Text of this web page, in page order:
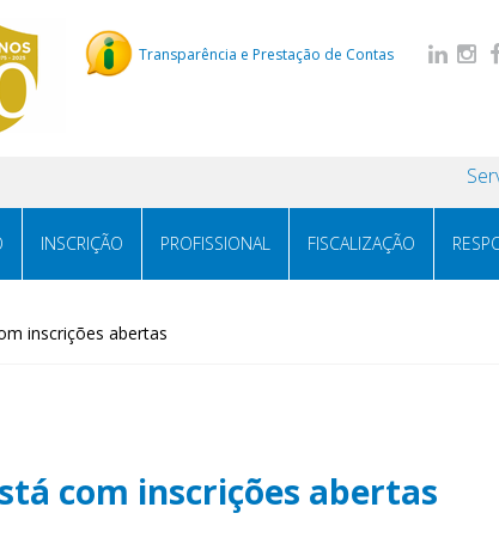
Transparência e Prestação de Contas
INSCRIÇÃO PROFISSIONAL FISCALIZAÇÃO
inscrições abertas
com inscrições abertas